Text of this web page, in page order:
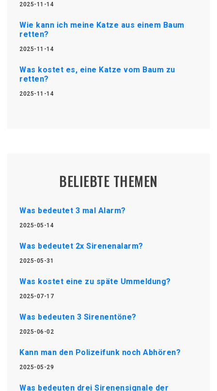
2025-11-14
Wie kann ich meine Katze aus einem Baum
retten?
2025-11-14
Was kostet es, eine Katze vom Baum zu
retten?
2025-11-14
BELIEBTE THEMEN
Was bedeutet 3 mal Alarm?
2025-05-14
Was bedeutet 2x Sirenenalarm?
2025-05-31
Was kostet eine zu späte Ummeldung?
2025-07-17
Was bedeuten 3 Sirenentöne?
2025-06-02
Kann man den Polizeifunk noch Abhören?
2025-05-29
Was bedeuten drei Sirenensignale der